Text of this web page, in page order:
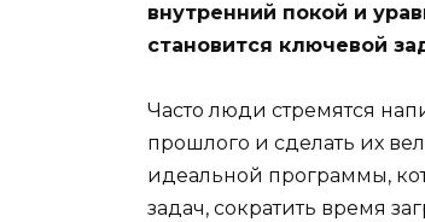
внутренний покой и
становится ключевой
Часто люди стремятся
прошлого и сделать их
идеальной программы,
задач, сократить время